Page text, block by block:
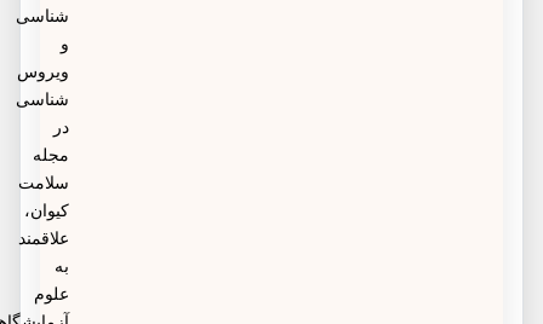
شناسی
ویروس
شناسی
سلامت
کیوان،
علاقمند